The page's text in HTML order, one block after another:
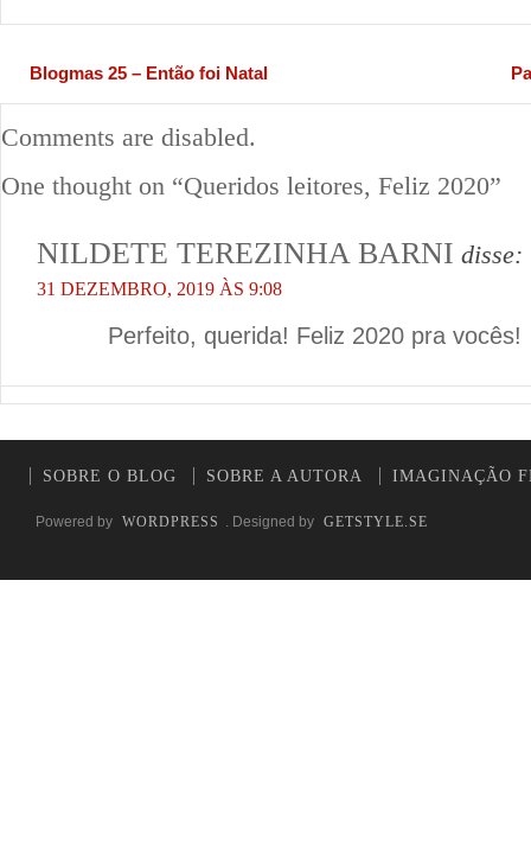
Blogmas 25 – Então foi Natal
Comments are disabled.
One thought on “Queridos leitores, Feliz 2020”
NILDETE TEREZINHA BARNI disse:
31 DEZEMBRO, 2019 ÀS 9:08
Perfeito, querida! Feliz 2020 pra vocês!
SOBRE O BLOG SOBRE A AUTORA IMAGINAÇÃO
Powered by WORDPRESS . Designed by GETSTYLE.SE